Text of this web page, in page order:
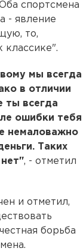
спортсмена
- явление
то,
классике".
мы всегда
в отличии
ты всегда
ошибки тебя
немаловажно
Таких
, - отметил
и отметил,
борьба